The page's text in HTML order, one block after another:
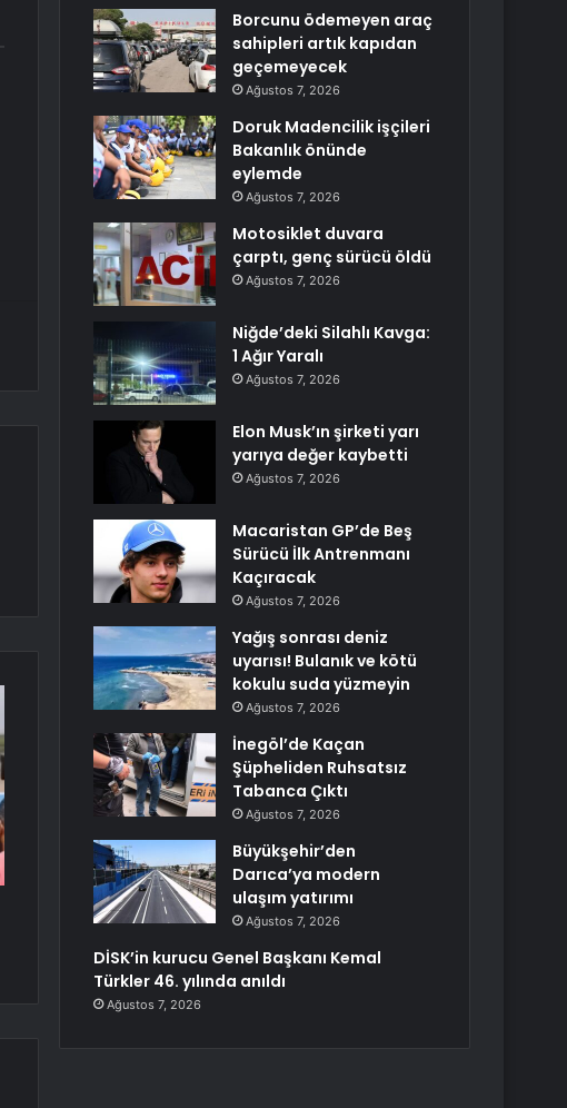
Borcunu ödemeyen araç
sahipleri artık kapıdan
geçemeyecek
Ağustos 7, 2026
Doruk Madencilik işçileri
Bakanlık önünde
eylemde
Ağustos 7, 2026
Motosiklet duvara
çarptı, genç sürücü öldü
Ağustos 7, 2026
Niğde’deki Silahlı Kavga:
1 Ağır Yaralı
Ağustos 7, 2026
Elon Musk’ın şirketi yarı
yarıya değer kaybetti
Ağustos 7, 2026
Macaristan GP’de Beş
Sürücü İlk Antrenmanı
Kaçıracak
Ağustos 7, 2026
Yağış sonrası deniz
uyarısı! Bulanık ve kötü
kokulu suda yüzmeyin
Ağustos 7, 2026
İnegöl’de Kaçan
Şüpheliden Ruhsatsız
Tabanca Çıktı
Ağustos 7, 2026
Büyükşehir’den
Darıca’ya modern
ulaşım yatırımı
Ağustos 7, 2026
DİSK’in kurucu Genel Başkanı Kemal
Türkler 46. yılında anıldı
Ağustos 7, 2026